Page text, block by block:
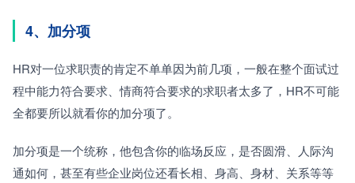
4、加分项
HR对一位求职责的肯定不单单因为前几项，一般在整个面试过
程中能力符合要求、情商符合要求的求职者太多了，HR不可能
全都要所以就看你的加分项了。
加分项是一个统称，他包含你的临场反应，是否圆滑、人际沟
通如何，甚至有些企业岗位还看长相、身高、身材、关系等等